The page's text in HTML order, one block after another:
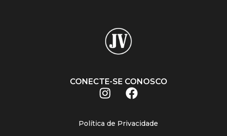
CONECTE-SE CONOSCO
Política de Privacidade